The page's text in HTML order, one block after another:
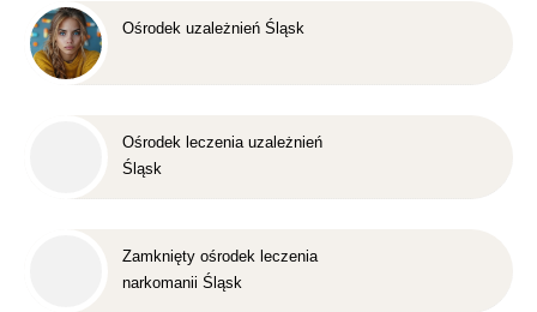
Ośrodek uzależnień Śląsk
Ośrodek leczenia uzależnień
Śląsk
Zamknięty ośrodek leczenia
narkomanii Śląsk